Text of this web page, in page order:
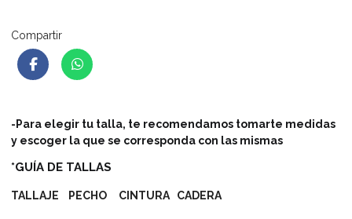
Compartir
-Para elegir tu talla, te recomendamos tomarte medidas
y escoger la que se corresponda con las mismas
*GUÍA DE TALLAS
TALLAJE PECHO CINTURA CADERA